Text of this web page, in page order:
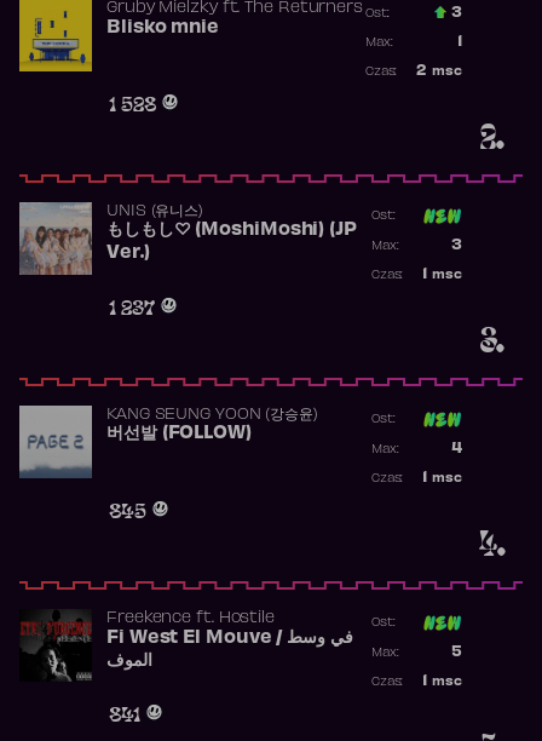
2.
Gruby Mielzkyft. The Returners
Blisko mnie
1 528
Ost.: 3
Max:
2 msc
Czas:
3.
UNIS (유니스)
もしもし♡ (MoshiMoshi) (JP
Ver.)
1 237
Ost:
3
Max:
msc
Czas:
4.
KANG SEUNG YOON (강승윤)
버선발 (FOLLOW)
845
Ost:
4
Max:
msc
Czas:
Freekence ft. Hostile
Fi West El Mouve / في وسط
الموف
841
Ost:
5
Max:
msc
Czas: